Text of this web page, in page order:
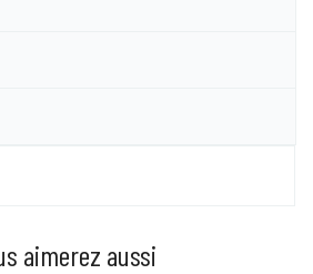
aimerez aussi